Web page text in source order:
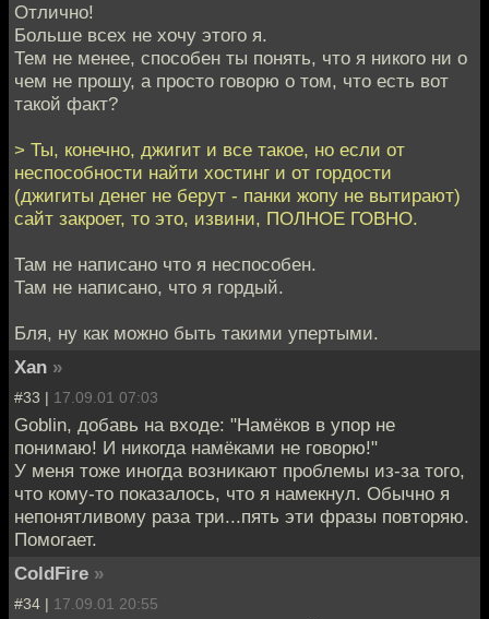
Отлично!
Больше всех не хочу этого я.
Тем не менее, способен ты понять, что я никого ни о
чем не прошу, а просто говорю о том, что есть вот
такой факт?
> Ты, конечно, джигит и все такое, но если от
неспособности найти хостинг и от гордости
(джигиты денег не берут - панки жопу не вытирают)
сайт закроет, то это, извини, ПОЛНОЕ ГОВНО.
Там не написано что я неспособен.
Там не написано, что я гордый.
Бля, ну как можно быть такими упертыми.
Xan »
#33 | 17.09.01 07:03
Goblin, добавь на входе: "Намёков в упор не
понимаю! И никогда намёками не говорю!"
У меня тоже иногда возникают проблемы из-за того,
что кому-то показалось, что я намекнул. Обычно я
непонятливому раза три...пять эти фразы повторяю.
Помогает.
ColdFire »
#34 | 17.09.01 20:55